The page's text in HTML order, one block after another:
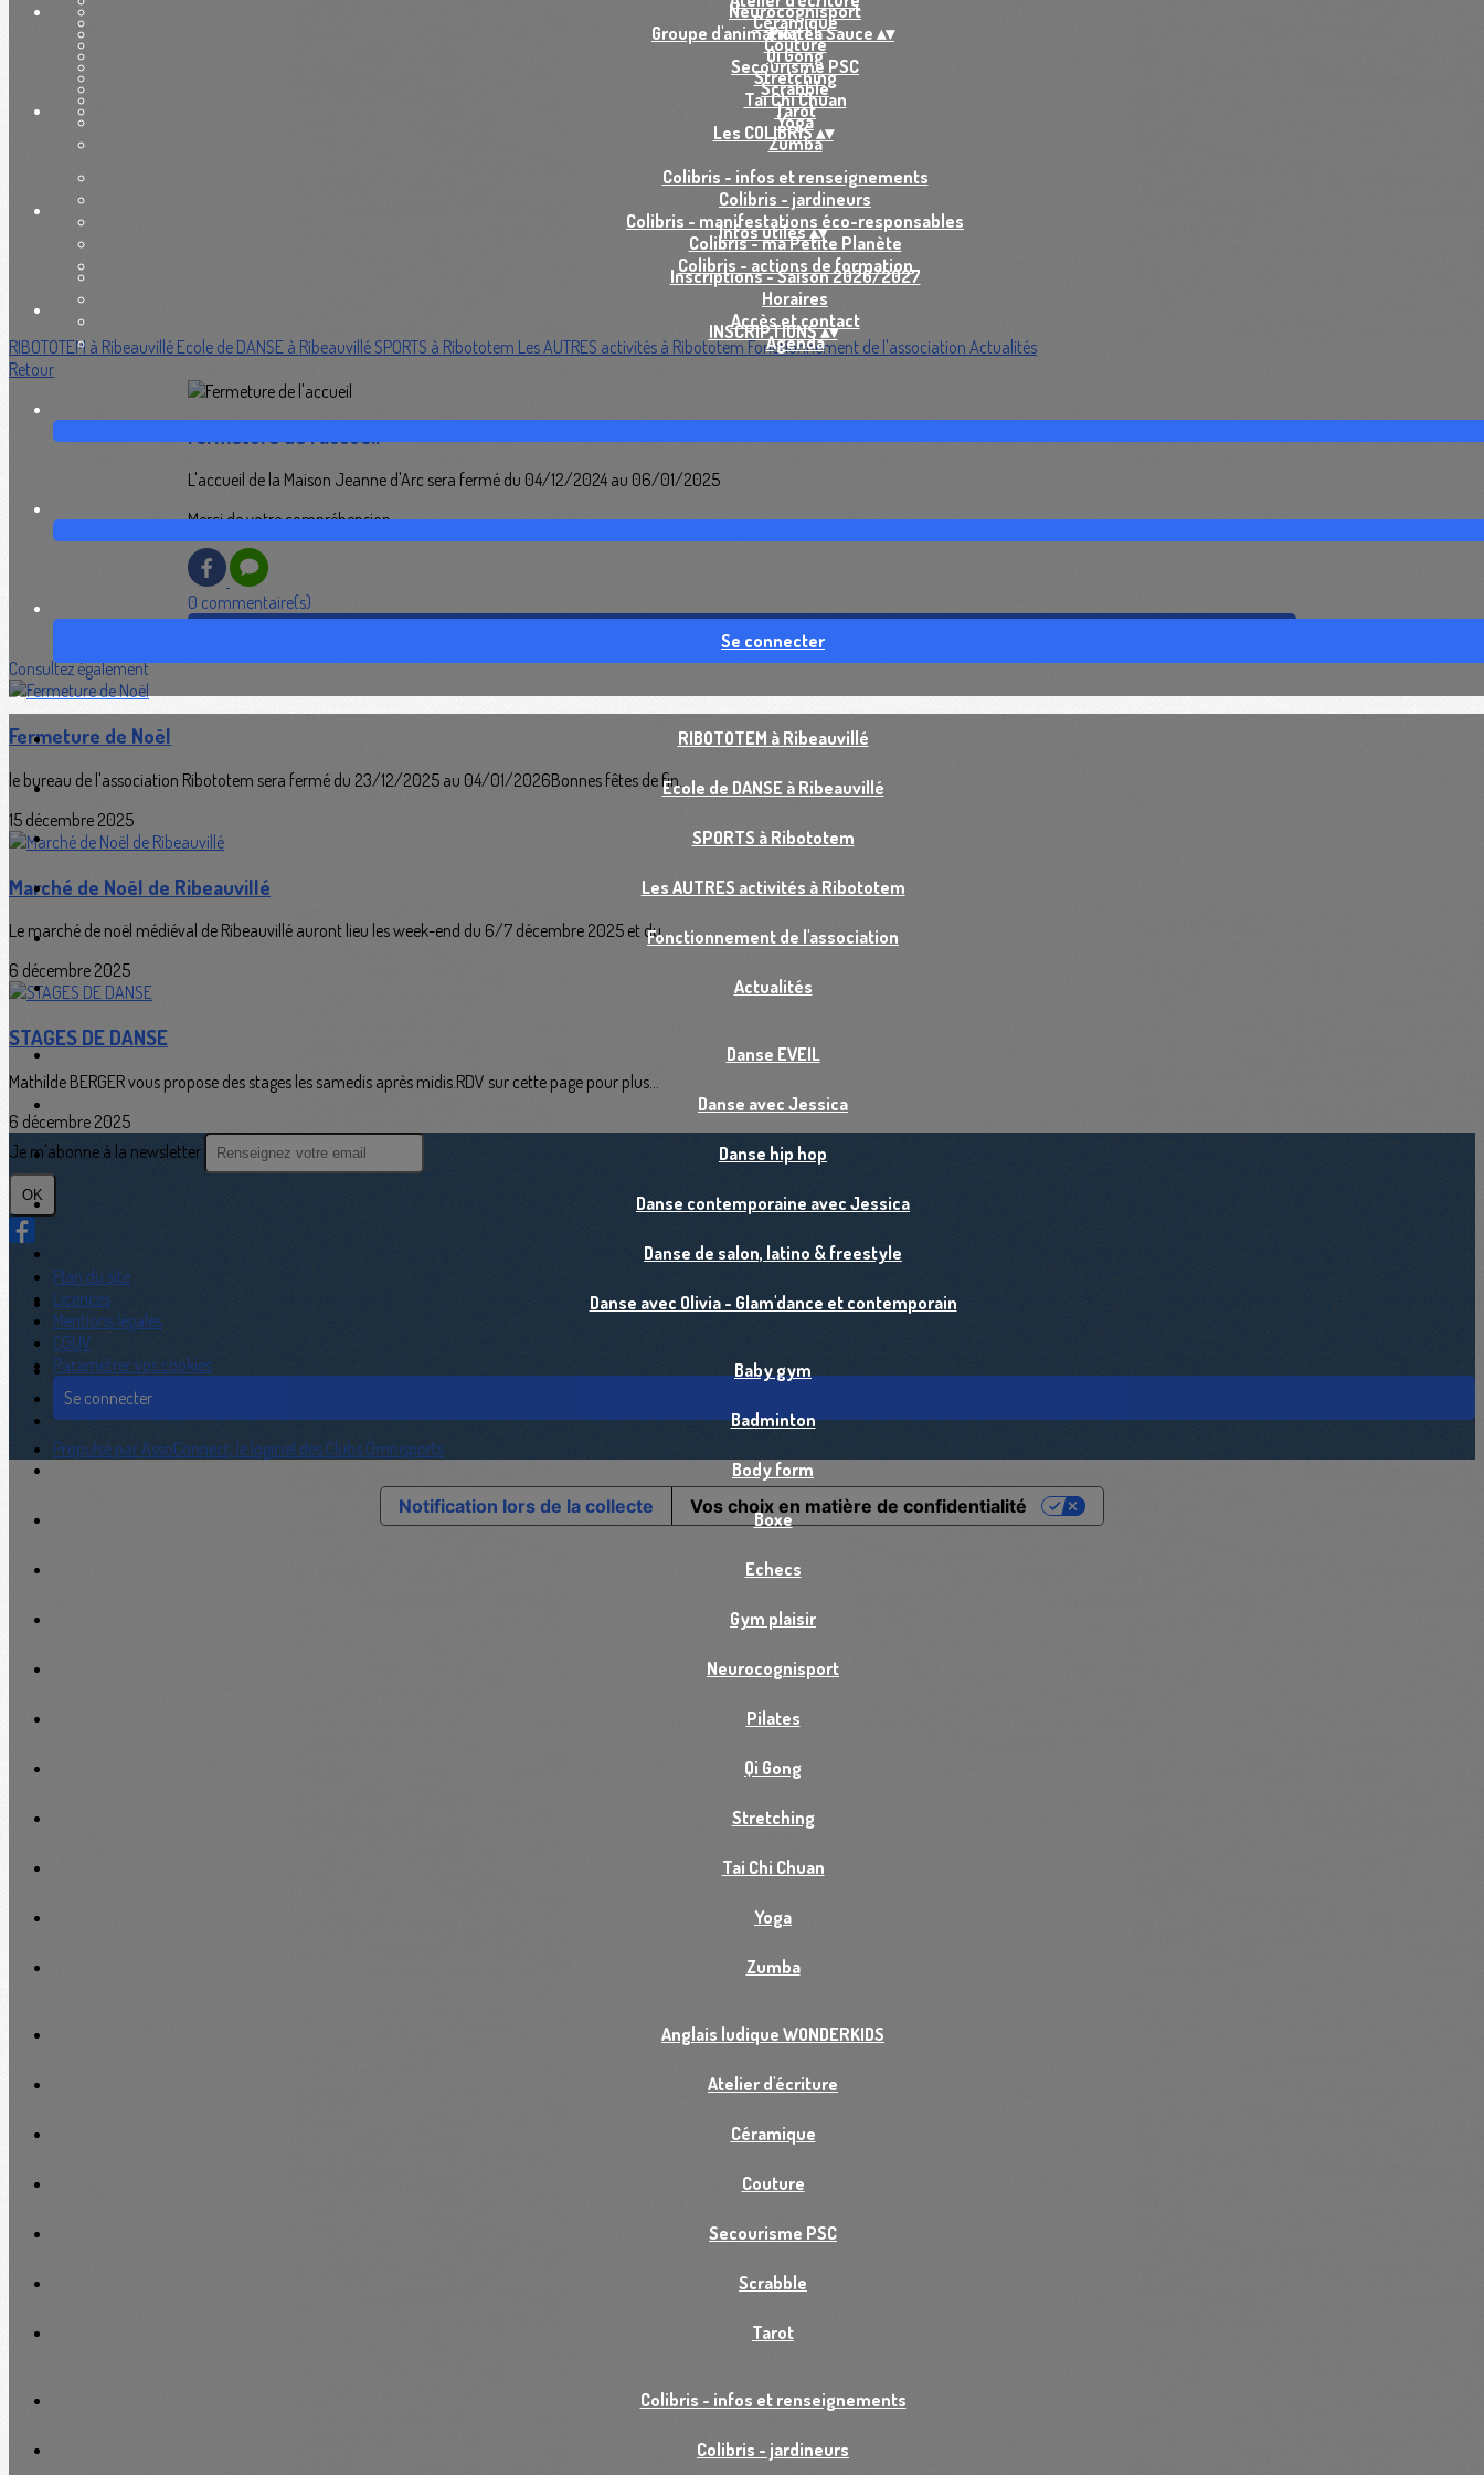
Neurocognisport
Pilates
Qi Gong
Stretching
Tai Chi Chuan
Yoga
Zumba
Céramique
Couture
Secourisme PSC
Scrabble
Tarot
Groupe d'animation La Sauce ▴▾
Les COLIBRIS▴▾
Colibris - infos et renseignements
Colibris - jardineurs
Colibris - manifestations éco-responsables
Colibris - ma Petite Planète
Colibris - actions de formation
Infos utiles▴▾
Inscriptions - Saison 2026/2027
Horaires
Accès et contact
Agenda
INSCRIPTIONS▴▾
Se connecter
RIBOTOTEM à Ribeauvillé
Ecole de DANSE à Ribeauvillé
SPORTS à Ribototem
Les AUTRES activités à Ribototem
Fonctionnement de l'association
Actualités
Danse EVEIL
Danse avec Jessica
Danse hip hop
Danse contemporaine avec Jessica
Danse de salon, latino & freestyle
Danse avec Olivia - Glam'dance et contemporain
Baby gym
Badminton
Body form
Boxe
Echecs
Gym plaisir
Neurocognisport
Pilates
Qi Gong
Stretching
Tai Chi Chuan
Yoga
Zumba
Anglais ludique WONDERKIDS
Atelier d'écriture
Céramique
Couture
Secourisme PSC
Scrabble
Tarot
Colibris - infos et renseignements
Colibris - jardineurs
RIBOTOTEM à Ribeauvillé Ecole de DANSE à RibeauvilléSPORTS à Ribototem Les AUTRES activités à RibototemFonctionnement de l'association Actualités
Retour
Fermeture de l'accueil
L'accueil de la Maison Jeanne d'Arc sera fermé du 04/12/2024 au 06/01/2025
Merci de votre compréhension
0 commentaire(s)
Consultez également
Fermeture de Noël
le bureau de l'association Ribototem sera fermé du 23/12/2025 au 04/01/2026Bonnes fêtes de fin...
15 décembre 2025
Marché de Noël de Ribeauvillé
Le marché de noël médiéval de Ribeauvillé auront lieu les week-end du 6/7 décembre 2025 et du...
6 décembre 2025
STAGES DE DANSE
Mathilde BERGER vous propose des stages les samedis après midis.RDV sur cette page pour plus...
6 décembre 2025
Je m'abonne à la newsletter
OK
Plan du site
Licences
Mentions légales
CGUV
Paramétrer vos cookies
Se connecter
Propulsé par AssoConnect, le logiciel des Clubs Omnisports
Notification lors de la collecte Vos choix en matière de confidentialité